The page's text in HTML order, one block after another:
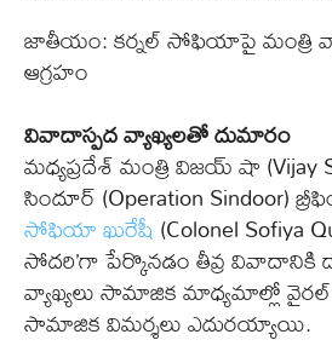
జాతీయం: కర్నల్‌ సోఫియాపై మంత్రి
ఆగ్రహం
వివాదాస్పద వ్యాఖ్యలతో దుమారం
మధ్యప్రదేశ్‌ మంత్రి విజయ్‌ షా (Vijay
సిందూర్‌ (Operation Sindoor)
సోఫియా ఖురేషీ(Colonel Sofiya
సోదరి’గా పేర్కొనడం తీవ్ర
వ్యాఖ్యలు సామాజిక మాధ్యమాల్లో
సామాజిక విమర్శలు ఎదురయ్యాయి.